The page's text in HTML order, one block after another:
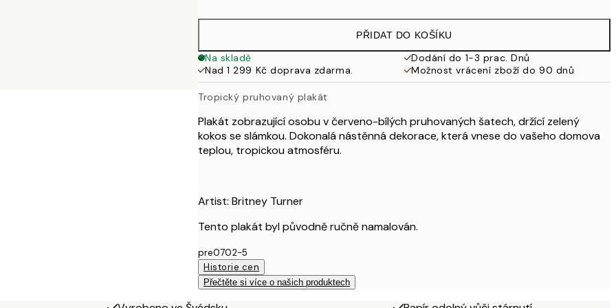
979 Kč
2 615 Kč
PŘIDAT DO KOŠÍKU
Na skladě
Dodání do 1-3 prac. Dnů
Nad 1 299 Kč doprava zdarma.
Možnost vrácení zboží do 90 dnů
Tropický pruhovaný plakát
Plakát zobrazující osobu v červeno-bílých pruhovaných šatech, držící zelený
kokos se slámkou. Dokonalá nástěnná dekorace, která vnese do vašeho domova
teplou, tropickou atmosféru.
Artist: Britney Turner
Tento plakát byl původně ručně namalován.
pre0702-5
Historie cen
Přečtěte si více o našich produktech